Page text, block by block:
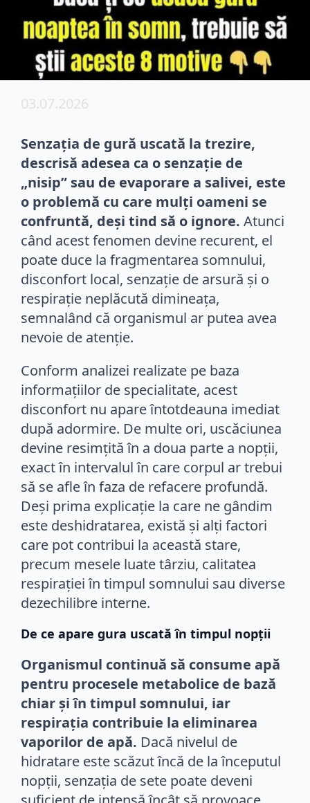
03.07.2026
Senzația de gură uscată la trezire,
descrisă adesea ca o senzație de
„nisip” sau de evaporare a salivei, este
o problemă cu care mulți oameni se
confruntă, deși tind să o ignore. Atunci
când acest fenomen devine recurent, el
poate duce la fragmentarea somnului,
disconfort local, senzație de arsură și o
respirație neplăcută dimineața,
semnalând că organismul ar putea avea
nevoie de atenție.
Conform analizei realizate pe baza
informațiilor de specialitate, acest
disconfort nu apare întotdeauna imediat
după adormire. De multe ori, uscăciunea
devine resimțită în a doua parte a nopții,
exact în intervalul în care corpul ar trebui
să se afle în faza de refacere profundă.
Deși prima explicație la care ne gândim
este deshidratarea, există și alți factori
care pot contribui la această stare,
precum mesele luate târziu, calitatea
respirației în timpul somnului sau diverse
dezechilibre interne.
De ce apare gura uscată în timpul nopții
Organismul continuă să consume apă
pentru procesele metabolice de bază
chiar și în timpul somnului, iar
respirația contribuie la eliminarea
vaporilor de apă. Dacă nivelul de
hidratare este scăzut încă de la începutul
nopții, senzația de sete poate deveni